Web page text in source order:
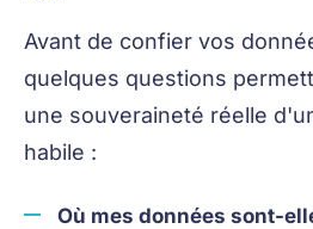
Avant de confier vos
quelques questions
une souveraineté réelle
habile :
Où mes données sont-